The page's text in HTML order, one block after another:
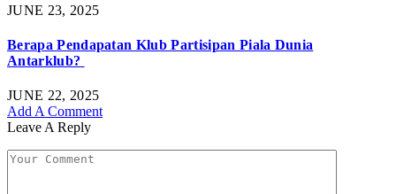
JUNE 23, 2025
Berapa Pendapatan Klub Partisipan Piala Dunia
Antarklub?
JUNE 22, 2025
Add A Comment
Leave A Reply